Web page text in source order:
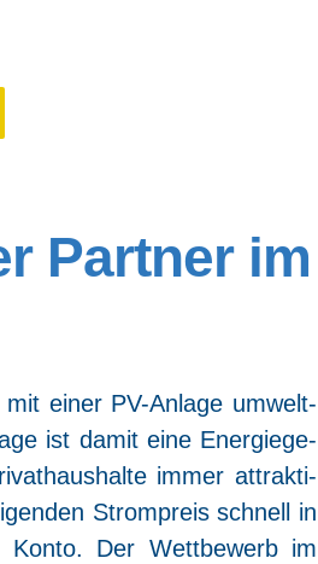
Part­ner im
einer PV-Anla­ge umwelt­
ist damit eine Ener­gie­ge­
immer attrak­ti­
Strom­preis schnell in
Der Wett­be­werb im